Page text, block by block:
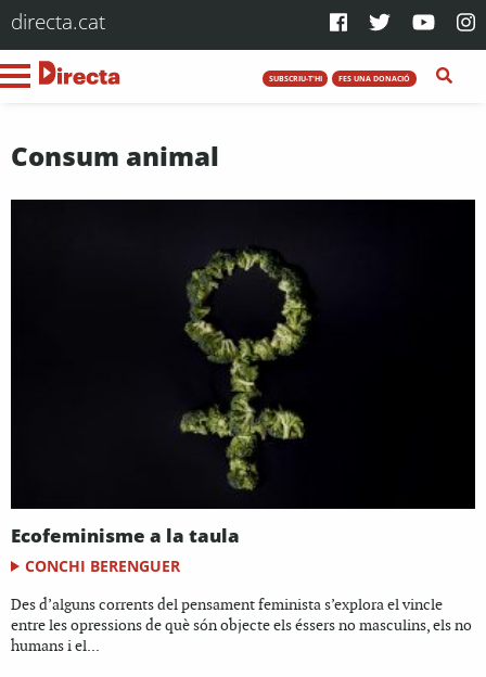
directa.cat
SUBSCRIU-T'HI FES UNA DONACIÓ
Consum animal
Ecofeminisme a la taula
CONCHI BERENGUER
Des d’alguns corrents del pensament feminista s’explora el vincle
entre les opressions de què són objecte els éssers no masculins, els no
humans i el...